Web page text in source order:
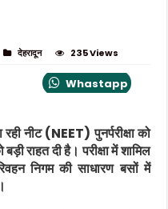
देहरादून 235 Views
Whastapp
नीट (NEET) पुनर्परीक्षा को
राहत दी है। परीक्षा में शामिल
निगम की साधारण बसों में